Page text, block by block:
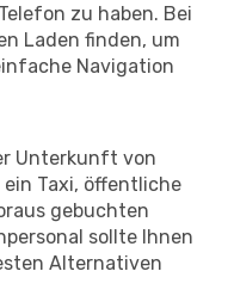
zu haben. Bei
Laden finden, um
Navigation
Unterkunft von
Taxi, öffentliche
gebuchten
sollte Ihnen
Alternativen